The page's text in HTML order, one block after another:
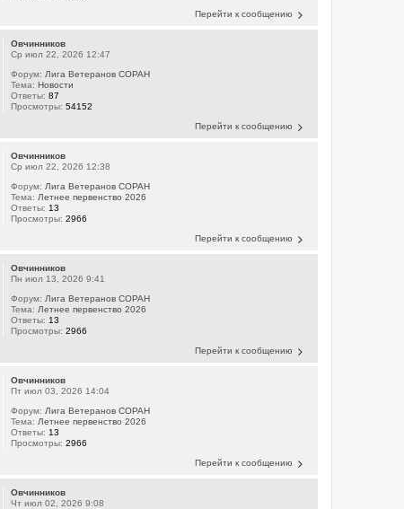
Перейти к сообщению
Овчинников
Ср июл 22, 2026 12:47
Форум: Лига Ветеранов СОРАН
Тема:Новости
Ответы:87
Просмотры:54152
Перейти к сообщению
Овчинников
Ср июл 22, 2026 12:38
Форум: Лига Ветеранов СОРАН
Тема: Летнее первенство 2026
Ответы: 13
Просмотры:2966
Перейти к сообщению
Овчинников
Пн июл 13, 2026 9:41
Форум: Лига Ветеранов СОРАН
Тема: Летнее первенство 2026
Ответы: 13
Просмотры:2966
Перейти к сообщению
Овчинников
Пт июл 03, 2026 14:04
Форум: Лига Ветеранов СОРАН
Тема: Летнее первенство 2026
Ответы: 13
Просмотры:2966
Перейти к сообщению
Овчинников
Чт июл 02, 2026 9:08